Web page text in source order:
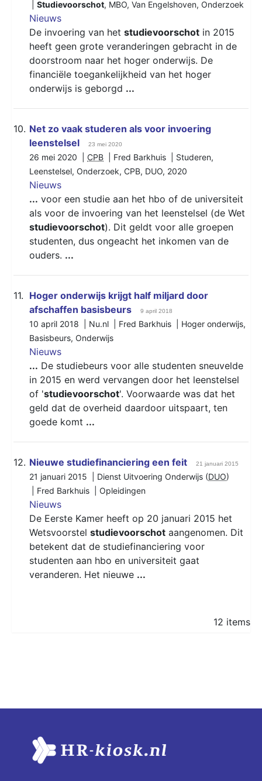
Studievoorschot, MBO, Van Engelshoven, Onderzoek
Nieuws
De invoering van het studievoorschot in 2015
heeft geen grote veranderingen gebracht in de
doorstroom naar het hoger onderwijs. De
financiële toegankelijkheid van het hoger
onderwijs is geborgd ...
10. Net zo vaak studeren als voor invoering
leenstelsel
23 mei 2020
26 mei 2020 | CPB | Fred Barkhuis | Studeren,
Leenstelsel, Onderzoek, CPB, DUO, 2020
Nieuws
... voor een studie aan het hbo of de universiteit
als voor de invoering van het leenstelsel (de Wet
studievoorschot). Dit geldt voor alle groepen
studenten, dus ongeacht het inkomen van de
ouders. ...
11. Hoger onderwijs krijgt half miljard door
afschaffen basisbeurs
9 april 2018
10 april 2018 | Nu.nl | Fred Barkhuis | Hoger onderwijs,
Basisbeurs, Onderwijs
Nieuws
... De studiebeurs voor alle studenten sneuvelde
in 2015 en werd vervangen door het leenstelsel
of 'studievoorschot'. Voorwaarde was dat het
geld dat de overheid daardoor uitspaart, ten
goede komt ...
12. Nieuwe studiefinanciering een feit 21 januari 2015
21 januari 2015 | Dienst Uitvoering Onderwijs (DUO)
| Fred Barkhuis | Opleidingen
Nieuws
De Eerste Kamer heeft op 20 januari 2015 het
Wetsvoorstel studievoorschot aangenomen. Dit
betekent dat de studiefinanciering voor
studenten aan hbo en universiteit gaat
veranderen. Het nieuwe ...
12 items